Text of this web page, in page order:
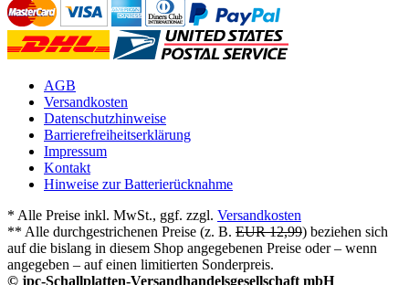
AGB
Versandkosten
Datenschutzhinweise
Barrierefreiheitserklärung
Impressum
Kontakt
Hinweise zur Batterierücknahme
* Alle Preise inkl. MwSt., ggf. zzgl. Versandkosten
** Alle durchgestrichenen Preise (z. B. EUR 12,99) beziehen sich
auf die bislang in diesem Shop angegebenen Preise oder – wenn
angegeben – auf einen limitierten Sonderpreis.
© jpc-Schallplatten-Versandhandelsgesellschaft mbH